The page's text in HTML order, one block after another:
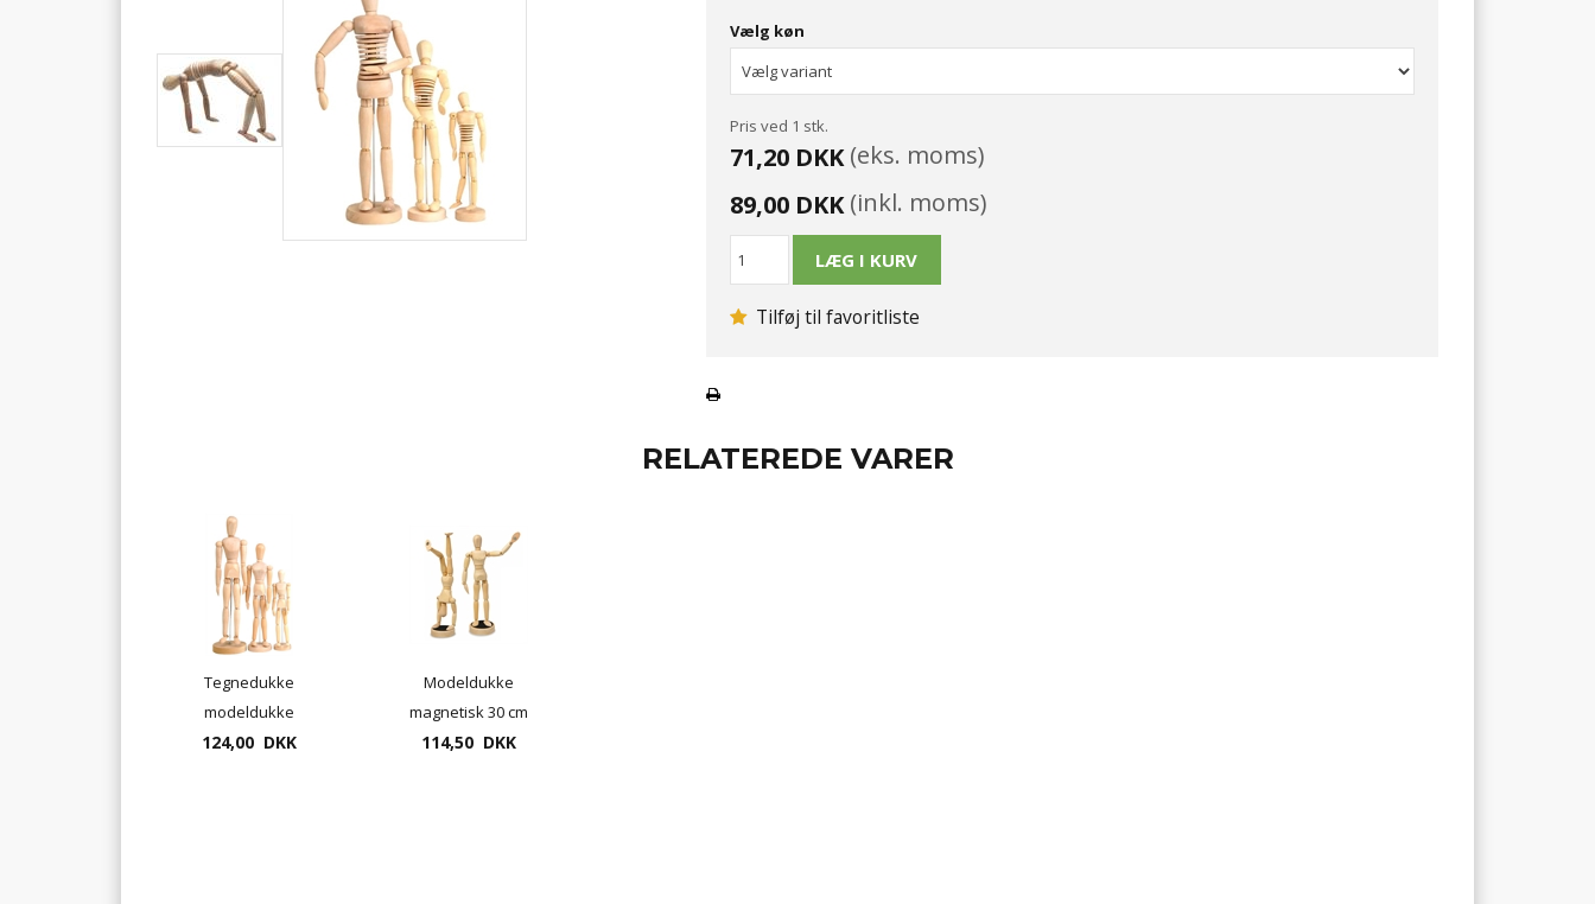
Vælg køn
Pris ved 1 stk.
71,20 DKK(eks. moms)
89,00 DKK(inkl. moms)
Tilføj til favoritliste
RELATEREDE VARER
Tegnedukke
modeldukke
trædukke 40 cm højde
124,00 DKK
Modeldukke
magnetisk 30 cm
tegnedukke
114,50 DKK